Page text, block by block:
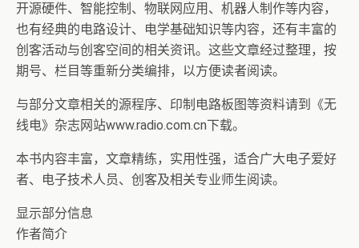
开源硬件、智能控制、物联网应用、机器人制作等内容，
也有经典的电路设计、电学基础知识等内容，还有丰富的
创客活动与创客空间的相关资讯。这些文章经过整理，按
期号、栏目等重新分类编排，以方便读者阅读。
与部分文章相关的源程序、印制电路板图等资料请到《无
线电》杂志网站www.radio.com.cn下载。
本书内容丰富，文章精练，实用性强，适合广大电子爱好
者、电子技术人员、创客及相关专业师生阅读。
显示部分信息
作者简介